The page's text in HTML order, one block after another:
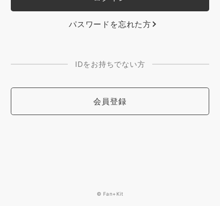
パスワードを忘れた方
IDをお持ちでない方
会員登録
© Fan+Kit